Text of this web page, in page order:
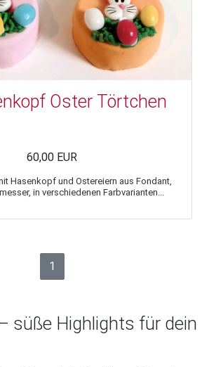
Oster Törtchen
60,00 EUR
Hasenkopf und Ostereiern aus Fondant,
in verschiedenen Farbvarianten...
1
süße Highlights für dein